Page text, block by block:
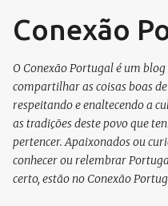
Pular para o
Conexão
O Conexão Portugal é um
compartilhar as coisas boas
respeitando e enaltecendo a
as tradições deste povo que
pertencer. Apaixonados ou
conhecer ou relembrar
certo, estão no Conexão